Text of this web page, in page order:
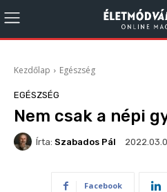
Kezdőlap Egészség
EGÉSZSÉG
Nem csak a népi
Írta: Szabados Pál
Facebook